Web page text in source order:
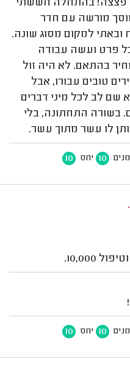
פצצה! בהתחלה חששתי
מורשה עם חדר
ובאתי למקום מסוג שונה.
פרט ועשה עבודה
בהתאם. לא היה זול
טובים עבורו, אבל
שם לב לכל מיני דברים
בשורה התחתונה, בלי
לו עשר מתוך עשר.
10 יחס 10
10,000.
10 יחס 10